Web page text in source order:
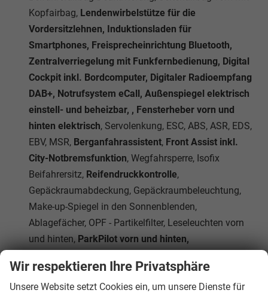
Kopfairbag, Lendenwirbelstütze für die
Vordersitzlehnen, Induktionsladen für
Smartphones, Freisprecheinrichtung Bluetooth,
Zentralverriegelung mit Funkfernbedienung, Digital
Cockpit inkl. Bordcomputer, Digitaler Radioempfang
DAB+, Notrufsystem eCall, Außenspiegel elektrisch
einstell- und beheizbar, , Fensterheber vorn und
hinten elektrisch, Servolenkung, ESC, ABS, ASR, EDS,
EBV, MSR, Berganfahrassistent, Front Assist inkl.
City-Notbremsfunktion, Wegfahrsperre, Isofix
Beifahrersitz, Reifendruckkontrolle,
Gepäckraumabdeckung, Gepäckraumbeleuchtung,
Make-up-Spiegel in den Sonnenblenden,
Ablagefächer, OPF - Partikelfilter, Leseleuchten vorn
und hinten, ParkPilot vorn und hinten,
Beifahrersitzlehne umklappbar, Start-Stopp-Anlage,
Mittelarmlehne vorne, Dachreling Schwarz,
Wir respektieren Ihre Privatsphäre
Unsere Website setzt Cookies ein, um unsere Dienste für